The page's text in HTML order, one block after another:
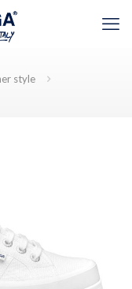
style